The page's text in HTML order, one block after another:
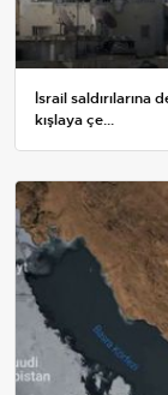
İsrail saldırılarına
kışlaya çe...